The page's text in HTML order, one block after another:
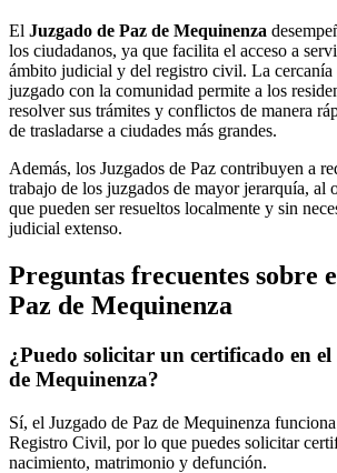
El Juzgado de Paz de Mequinenza
los ciudadanos, ya que facilita el acceso a
ámbito judicial y del registro civil. La cercanía
juzgado con la comunidad permite a los
resolver sus trámites y conflictos de manera
de trasladarse a ciudades más grandes.
Además, los Juzgados de Paz contribuyen a
trabajo de los juzgados de mayor jerarquía, al
que pueden ser resueltos localmente y sin
judicial extenso.
Preguntas frecuentes sobre
Paz de Mequinenza
¿Puedo solicitar un certificado en el
de Mequinenza?
Sí, el Juzgado de Paz de Mequinenza
Registro Civil, por lo que puedes solicitar
nacimiento, matrimonio y defunción.